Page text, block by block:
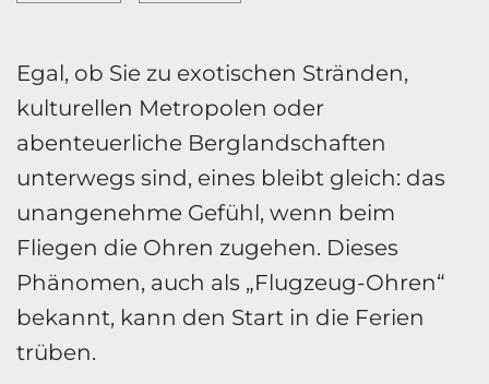
Egal, ob Sie zu exotischen Stränden,
kulturellen Metropolen oder
abenteuerliche Berglandschaften
unterwegs sind, eines bleibt gleich: das
unangenehme Gefühl, wenn beim
Fliegen die Ohren zugehen. Dieses
Phänomen, auch als „Flugzeug-Ohren“
bekannt, kann den Start in die Ferien
trüben.